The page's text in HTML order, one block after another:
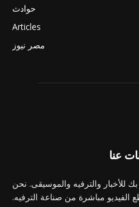
حوادث
Articles
مصر نيوز
عنا
للأخبار والترفيه والموسيقى. نحن
الفيديو مباشرة من صناعة الترفيه.